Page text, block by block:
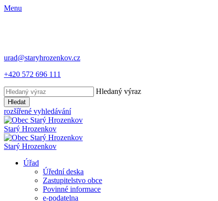
Menu
urad@staryhrozenkov.cz
+420 572 696 111
Hledaný výraz
Hledat
rozšířené vyhledávání
Starý Hrozenkov
Starý Hrozenkov
Úřad
Úřední deska
Zastupitelstvo obce
Povinné informace
e-podatelna